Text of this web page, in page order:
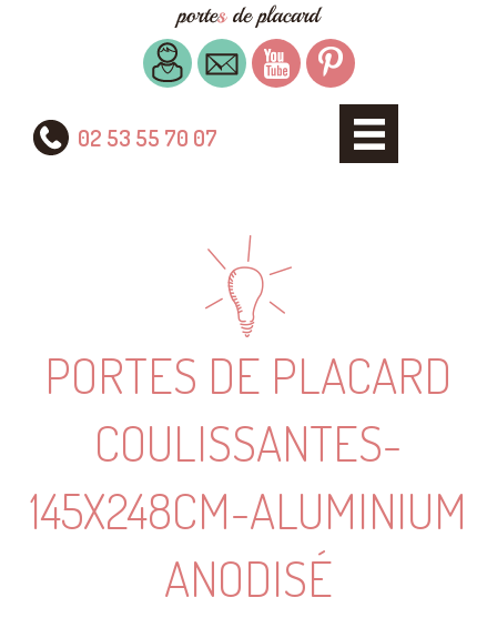
02 53 55 70 07
PORTES DE PLACARD
COULISSANTES-
145X248CM-ALUMINIUM
ANODISÉ